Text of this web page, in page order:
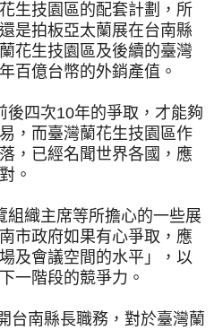
生技園區的配套計劃，所
是拍板亞太蘭展在台南縣
花生技園區及後續的臺灣
百億台幣的外銷產值。
後四次10年的爭取，才能夠
，而臺灣蘭花生技園區作
，已經名聞世界各國，應
。
組織主席等所擔心的一些展
市政府如果有心爭取，應
及會議空間的水平」，以
一階段的競爭力。
台南縣長職務，對於臺灣蘭